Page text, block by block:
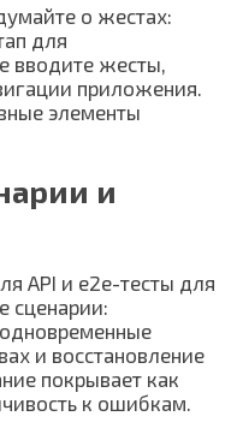
о жестах:
для
вводите жесты,
приложения.
элементы
и
API и e2e-тесты для
сценарии:
и восстановление
покрывает как
к ошибкам.